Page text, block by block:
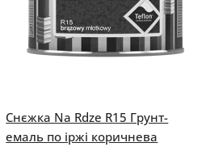
Снєжка Na Rdze R15 Грунт-
емаль по іржі коричнева